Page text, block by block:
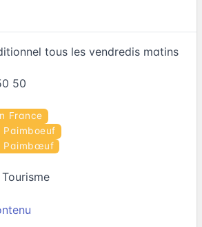
tous les vendredis matins
50
France
Paimboeuf
Paimbœuf